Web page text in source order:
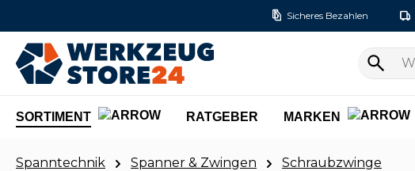
Sicheres Bezahlen
SORTIMENT RATGEBER MARKEN
Spanntechnik Spanner & Zwingen Schraubzwinge